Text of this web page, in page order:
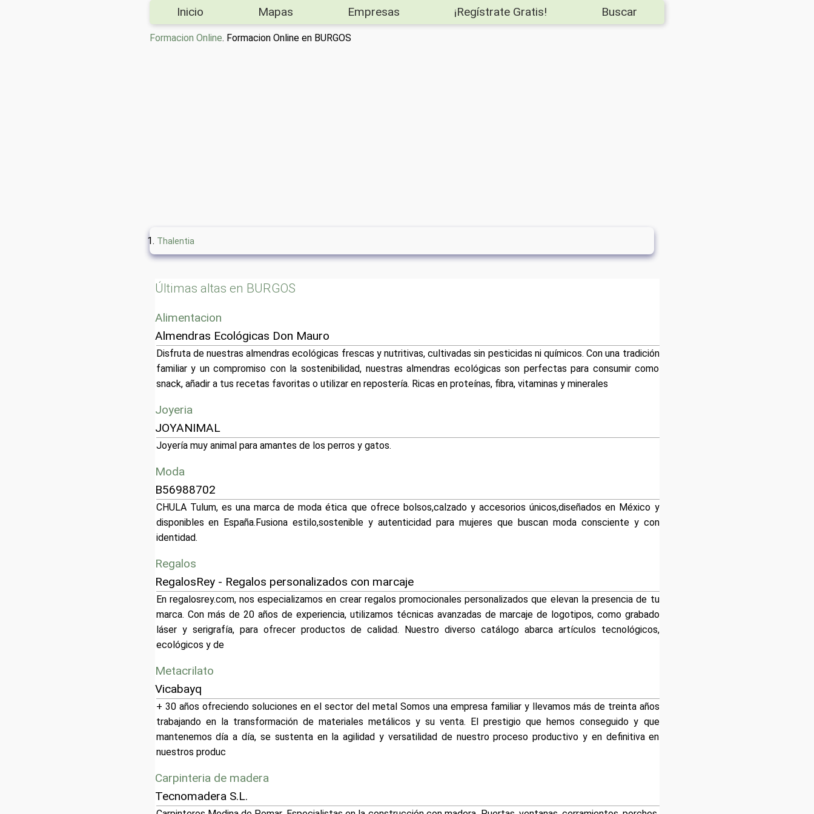
Inicio Mapas Empresas ¡Regístrate Gratis! Buscar
Formacion Online. Formacion Online en BURGOS
Thalentia
Últimas altas en BURGOS
Alimentacion
Almendras Ecológicas Don Mauro
Disfruta de nuestras almendras ecológicas frescas y nutritivas, cultivadas sin pesticidas ni químicos. Con una tradición
familiar y un compromiso con la sostenibilidad, nuestras almendras ecológicas son perfectas para consumir como
snack, añadir a tus recetas favoritas o utilizar en repostería. Ricas en proteínas, fibra, vitaminas y minerales
Joyeria
JOYANIMAL
Joyería muy animal para amantes de los perros y gatos.
Moda
B56988702
CHULA Tulum, es una marca de moda ética que ofrece bolsos,calzado y accesorios únicos,diseñados en México y
disponibles en España.Fusiona estilo,sostenible y autenticidad para mujeres que buscan moda consciente y con
identidad.
Regalos
RegalosRey - Regalos personalizados con marcaje
En regalosrey.com, nos especializamos en crear regalos promocionales personalizados que elevan la presencia de tu
marca. Con más de 20 años de experiencia, utilizamos técnicas avanzadas de marcaje de logotipos, como grabado
láser y serigrafía, para ofrecer productos de calidad. Nuestro diverso catálogo abarca artículos tecnológicos,
ecológicos y de
Metacrilato
Vicabayq
+ 30 años ofreciendo soluciones en el sector del metal Somos una empresa familiar y llevamos más de treinta años
trabajando en la transformación de materiales metálicos y su venta. El prestigio que hemos conseguido y que
mantenemos día a día, se sustenta en la agilidad y versatilidad de nuestro proceso productivo y en definitiva en
nuestros produc
Carpinteria de madera
Tecnomadera S.L.